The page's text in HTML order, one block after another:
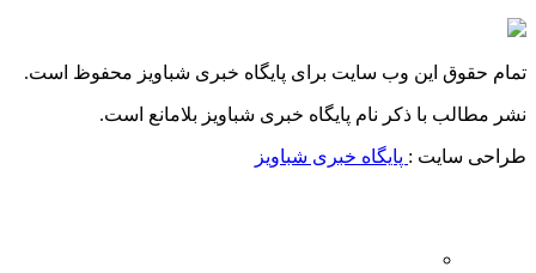
تمام حقوق این وب سایت برای پایگاه خبری شباویز محفوظ است.
نشر مطالب با ذکر نام پایگاه خبری شباویز بلامانع است.
طراحی سایت : پایگاه خبری شباویز